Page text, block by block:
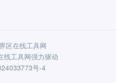
区在线工具网
线工具网强力驱动
号-4